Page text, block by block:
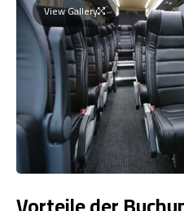
View Gallery